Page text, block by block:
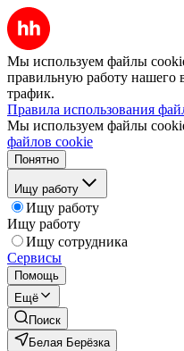
Мы используем файлы
правильную работу нашего
трафик.
Правила использования
Мы используем файлы
файлов cookie
Понятно
Ищу работу
Ищу работу
Ищу работу
Ищу сотрудника
Сервисы
Помощь
Ещё
Поиск
Белая Берёзка